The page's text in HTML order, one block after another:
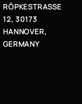
RÖPKESTRASSE 1
2, 30173 H
ANNOVER, G
ERMANY